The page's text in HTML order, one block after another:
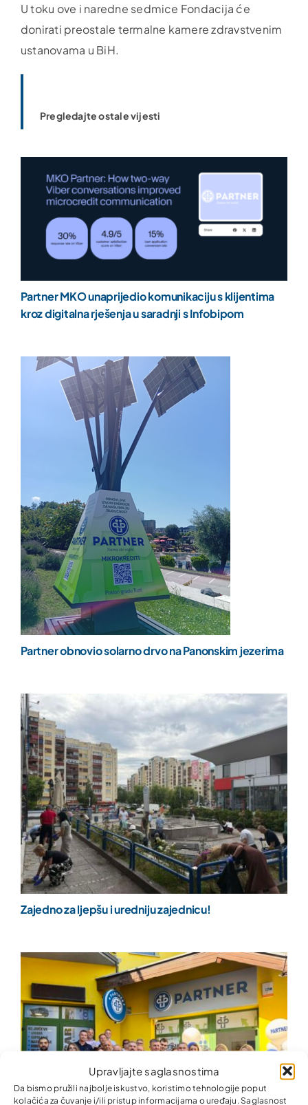
Upravljajte saglasnostima
Da bismo pružili najbolje iskustvo, koristimo tehnologije poput
kolačića za čuvanje i/ili pristup informacijama o uređaju. Saglasnost
U toku ove i naredne sedmice Fondacija će
donirati preostale termalne kamere zdravstvenim
ustanovama u BiH.
Pregledajte ostale vijesti
Partner MKO unaprijedio komunikaciju s klijentima
kroz digitalna rješenja u saradnji s Infobipom
Partner obnovio solarno drvo na Panonskim jezerima
Zajedno za ljepšu i uredniju zajednicu!